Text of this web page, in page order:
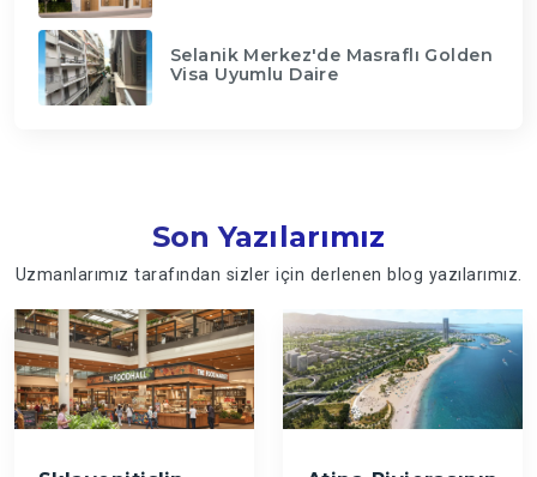
Selanik Merkez'de Masraflı Golden
Visa Uyumlu Daire
Son Yazılarımız
Uzmanlarımız tarafından sizler için derlenen blog yazılarımız.